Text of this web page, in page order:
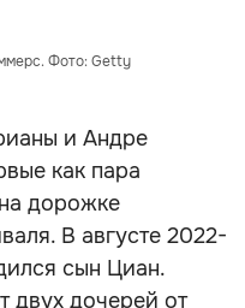
Фото: Getty
и Андре
как пара
дорожке
В августе 2022-
сын Циан.
двух дочерей от